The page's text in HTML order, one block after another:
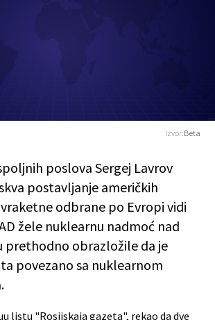
Izvor:Beta
poslova Sergej Lavrov
postavljanje američkih
odbrane po Evropi vidi
žele nuklearnu nadmoć nad
prethodno obrazložile da je
povezano sa nuklearnom
listu "Rosijskaja gazeta", rekao da dve